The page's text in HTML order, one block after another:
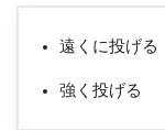
遠くに投げる
強く投げる